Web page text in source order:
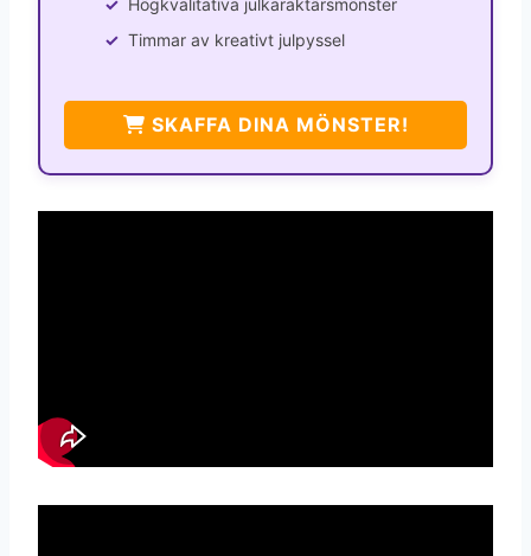
Högkvalitativa julkaraktärsmönster
Timmar av kreativt julpyssel
SKAFFA DINA MÖNSTER!